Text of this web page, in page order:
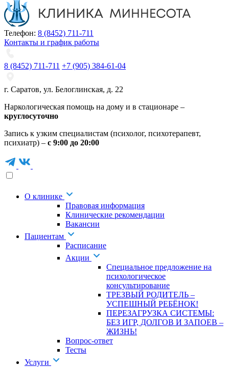
Телефон: 8 (8452) 711-711
Контакты и график работы
8 (8452) 711-711 +7 (905) 384-61-04
г. Саратов, ул. Белоглинская, д. 22
Наркологическая помощь на дому и в стационаре –
круглосуточно
Запись к узким специалистам (психолог, психотерапевт,
психиатр) – с 9:00 до 20:00
О клинике
Правовая информация
Клинические рекомендации
Вакансии
Пациентам
Расписание
Акции
Специальное предложение на
психологическое
консультирование
ТРЕЗВЫЙ РОДИТЕЛЬ –
УСПЕШНЫЙ РЕБЁНОК!
ПЕРЕЗАГРУЗКА СИСТЕМЫ:
БЕЗ ИГР, ДОЛГОВ И ЗАПОЕВ –
ЖИЗНЬ!
Вопрос-ответ
Тесты
Услуги